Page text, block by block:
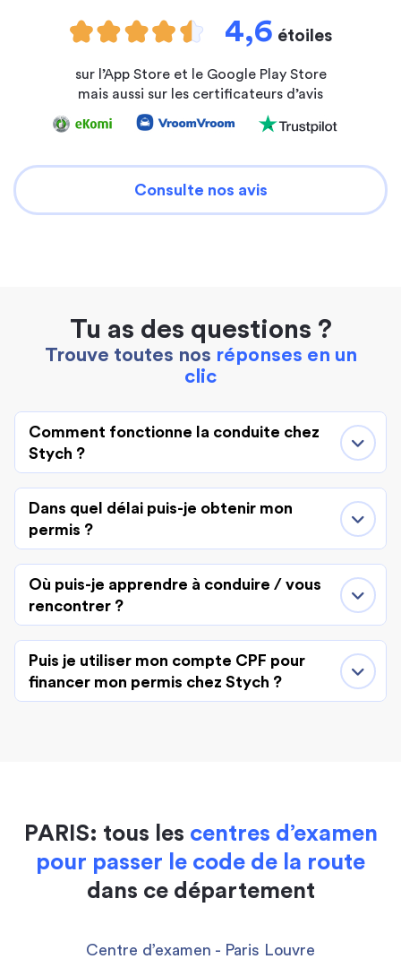
4,6 étoiles
sur l’App Store et le Google Play Store
mais aussi sur les certificateurs d’avis
Consulte nos avis
Tu as des questions ?
Trouve toutes nos réponses en un
clic
Comment fonctionne la conduite chez
Stych ?
Dans quel délai puis-je obtenir mon
permis ?
Où puis-je apprendre à conduire / vous
rencontrer ?
Puis je utiliser mon compte CPF pour
financer mon permis chez Stych ?
PARIS: tous les centres d’examen
pour passer le code de la route
dans ce département
Centre d’examen - Paris Louvre